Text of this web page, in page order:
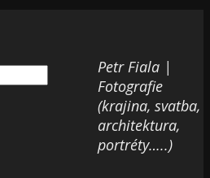
Petr Fiala |
Fotografie
(krajina, svatba,
architektura,
portréty…..)